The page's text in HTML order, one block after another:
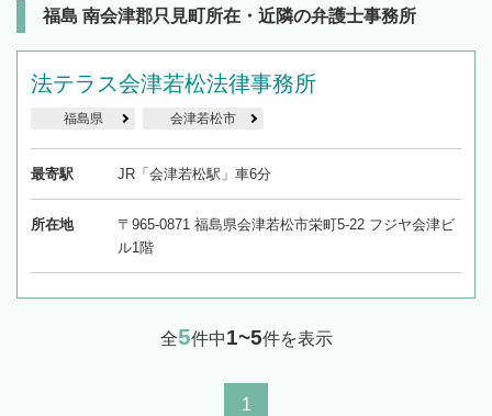
福島 南会津郡只見町所在・近隣の弁護士事務所
法テラス会津若松法律事務所
福島県 会津若松市
最寄駅 JR「会津若松駅」車6分
所在地
〒965-0871 福島県会津若松市栄町5-22 フジヤ会津ビ
ル1階
全5件中1~5件を表示
1